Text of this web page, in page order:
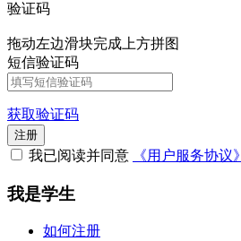
验证码
拖动左边滑块完成上方拼图
短信验证码
获取验证码
注册
我已阅读并同意 《用户服务协议》
我是学生
如何注册